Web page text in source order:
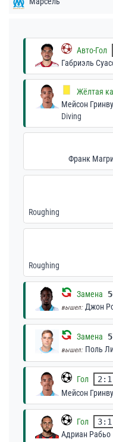
Авто-Гол
Габриэль
Жёлтая
Мейсон
Diving
Франк Магри
Roughing
Roughing
Замена
вышел: Джон
Замена
вышел: Поль
Гол 2:1
Мейсон
Гол 3:1
Адриан Рабьо